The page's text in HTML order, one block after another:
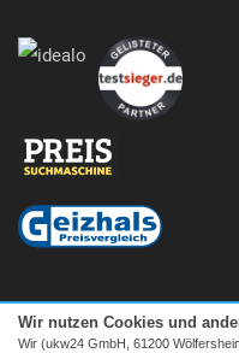
Wir nutzen Cookies und
Wir (ukw24 GmbH, 61200